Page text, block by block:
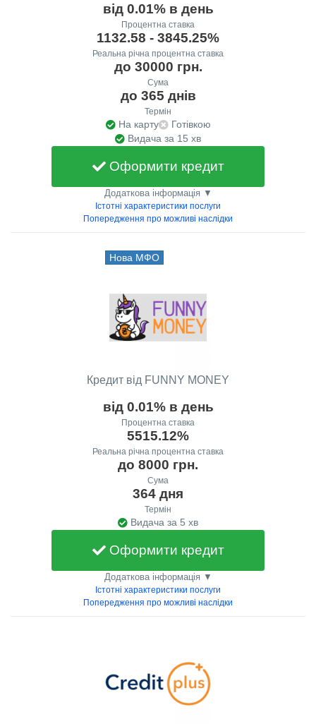
від 0.01% в день
Процентна ставка
1132.58 - 3845.25%
Реальна річна процентна ставка
до 30000 грн.
Сума
до 365 днів
Термін
На карту
Готівкою
Видача за 15 хв
Оформити кредит
Додаткова інформація ▼
Істотні характеристики послуги
Попередження про можливі наслідки
Нова МФО
Кредит від FUNNY MONEY
від 0.01% в день
Процентна ставка
5515.12%
Реальна річна процентна ставка
до 8000 грн.
Сума
364 дня
Термін
Видача за 5 хв
Оформити кредит
Додаткова інформація ▼
Істотні характеристики послуги
Попередження про можливі наслідки